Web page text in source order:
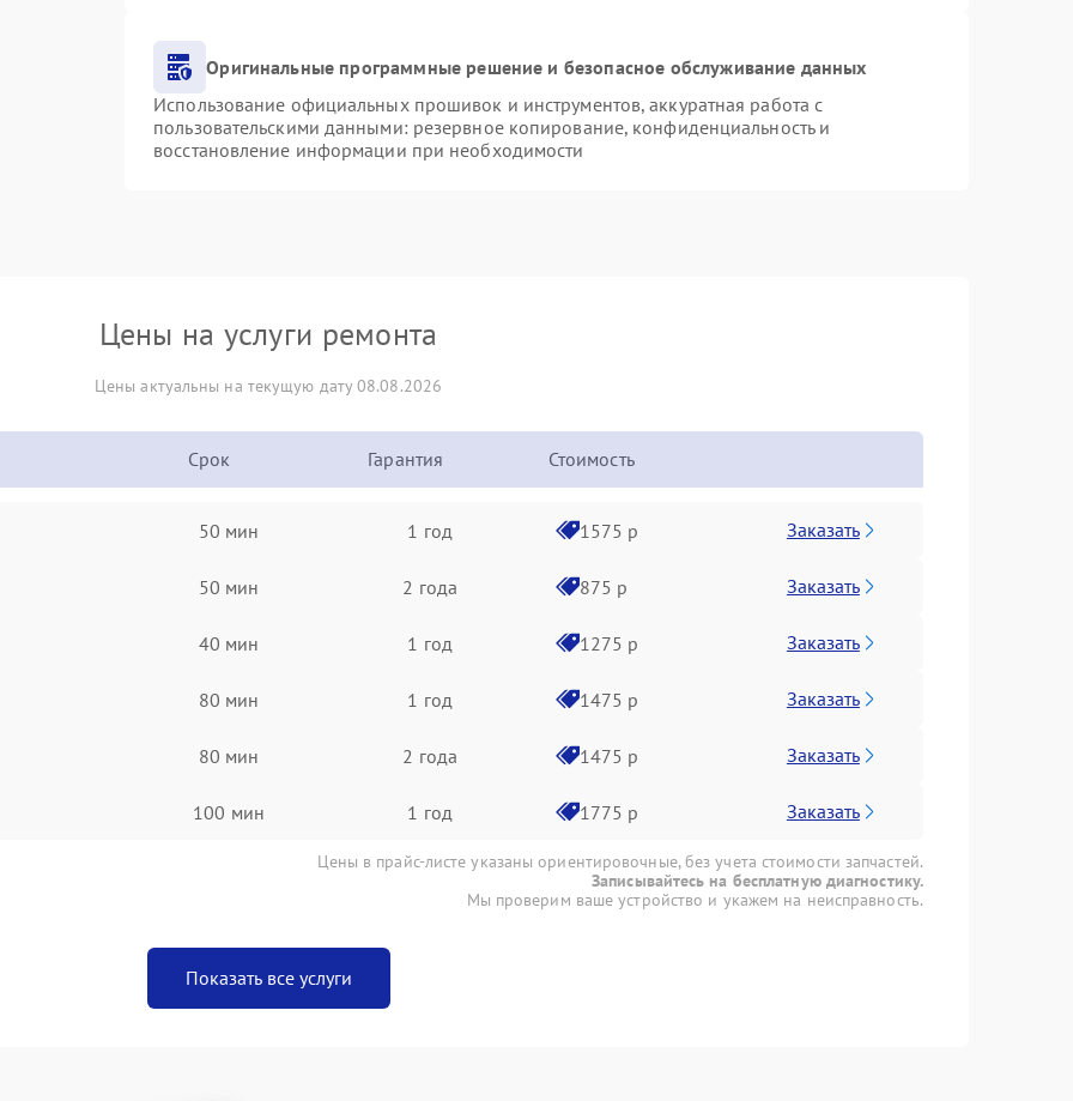
Оригинальные программные решение и безопасное обслуживание данных
Использование официальных прошивок и инструментов, аккуратная работа с
пользовательскими данными: резервное копирование, конфиденциальность и
восстановление информации при необходимости
Цены на услуги ремонта
Цены актуальны на текущую дату 08.08.2026
Срок Гарантия Стоимость
50 мин 1 год 1575 р Заказать
50 мин 2 года 875 р Заказать
40 мин 1 год 1275 р Заказать
80 мин 1 год 1475 р Заказать
80 мин 2 года 1475 р Заказать
100 мин 1 год 1775 р Заказать
Цены в прайс-листе указаны ориентировочные, без учета стоимости запчастей.
Записывайтесь на бесплатную диагностику.
Мы проверим ваше устройство и укажем на неисправность.
Показать все услуги